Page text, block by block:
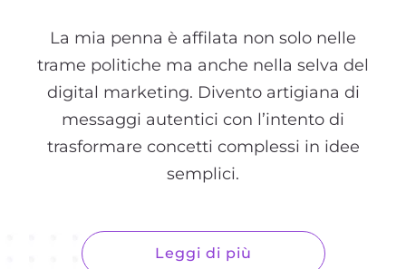
La mia penna è affilata non solo nelle
trame politiche ma anche nella selva del
digital marketing. Divento artigiana di
messaggi autentici con l’intento di
trasformare concetti complessi in idee
semplici.
Leggi di più